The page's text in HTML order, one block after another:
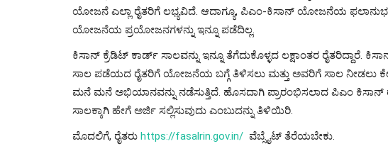
ಯೋಜನೆ ಎಲ್ಲಾ ರೈತರಿಗೆ ಲಭ್ಯವಿದೆ. ಆದಾಗ್ಯೂ, ಪಿಎಂ-ಕಿಸಾನ್ ಯೋಜನೆಯ
ಯೋಜನೆಯ ಪ್ರಯೋಜನಗಳನ್ನು ಇನ್ನೂ ಪಡೆದಿಲ್ಲ.
ಕಿಸಾನ್ ಕ್ರೆಡಿಟ್ ಕಾರ್ಡ್ ಸಾಲವನ್ನು ಇನ್ನೂ ತೆಗೆದುಕೊಳ್ಳದ ಲಕ್ಷಾಂತರ
ಸಾಲ ಪಡೆಯದ ರೈತರಿಗೆ ಯೋಜನೆಯ ಬಗ್ಗೆ ತಿಳಿಸಲು ಮತ್ತು ಅವರಿಗೆ ಸಾಲ ನೀಡಲು
ಮನೆ ಮನೆ ಅಭಿಯಾನವನ್ನು ನಡೆಸುತ್ತಿದೆ. ಹೊಸದಾಗಿ ಪ್ರಾರಂಭಿಸಲಾದ ಪಿಎಂ
ಸಾಲಕ್ಕಾಗಿ ಹೇಗೆ ಅರ್ಜಿ ಸಲ್ಲಿಸುವುದು ಎಂಬುದನ್ನು ತಿಳಿಯಿರಿ.
ಮೊದಲಿಗೆ, ರೈತರು https://fasalrin.gov.in/ ವೆಬ್ಸೈಟ್ ತೆರೆಯಬೇಕು.